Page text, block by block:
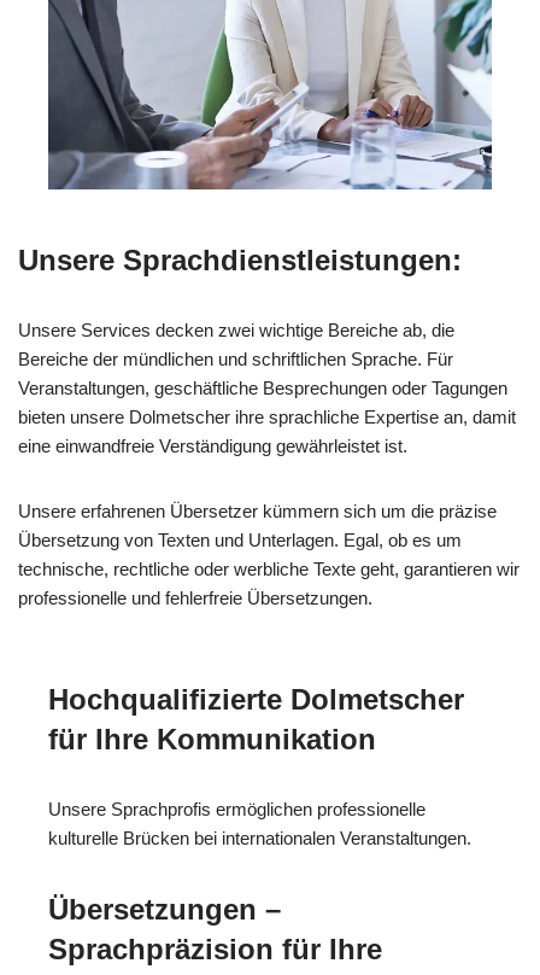
Unsere Sprachdienstleistungen:
Unsere Services decken zwei wichtige Bereiche ab, die
Bereiche der mündlichen und schriftlichen Sprache. Für
Veranstaltungen, geschäftliche Besprechungen oder Tagungen
bieten unsere Dolmetscher ihre sprachliche Expertise an, damit
eine einwandfreie Verständigung gewährleistet ist.
Unsere erfahrenen Übersetzer kümmern sich um die präzise
Übersetzung von Texten und Unterlagen. Egal, ob es um
technische, rechtliche oder werbliche Texte geht, garantieren wir
professionelle und fehlerfreie Übersetzungen.
Hochqualifizierte Dolmetscher
für Ihre Kommunikation
Unsere Sprachprofis ermöglichen professionelle
kulturelle Brücken bei internationalen Veranstaltungen.
Übersetzungen –
Sprachpräzision für Ihre